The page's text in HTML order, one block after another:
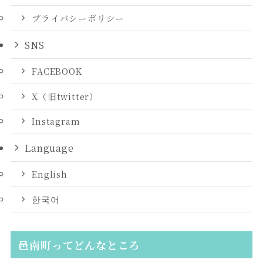
プライバシーポリシー
SNS
FACEBOOK
X（旧twitter）
Instagram
Language
English
한국어
邑南町ってどんなところ